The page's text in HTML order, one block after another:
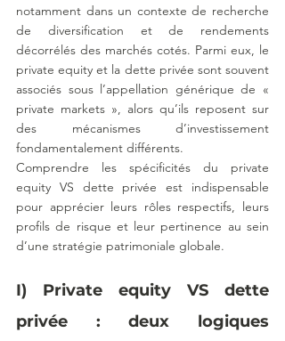
notamment dans un contexte de recherche
de diversification et de rendements
décorrélés des marchés cotés. Parmi eux, le
private equity et la dette privée sont souvent
associés sous l’appellation générique de «
private markets », alors qu’ils reposent sur
des mécanismes d’investissement
fondamentalement différents.
Comprendre les spécificités du private
equity VS dette privée est indispensable
pour apprécier leurs rôles respectifs, leurs
profils de risque et leur pertinence au sein
d’une stratégie patrimoniale globale.
I) Private equity VS dette
privée : deux logiques